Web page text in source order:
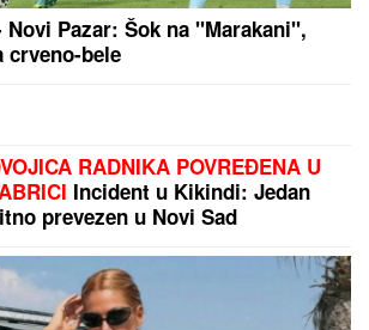
BEBU" Jelena Gavrilović
progovorila o svadbi, renoviranju
zašto je pristala na rijaliti i
obnaživanje: "Išla sam roditeljima da
da odustajem"